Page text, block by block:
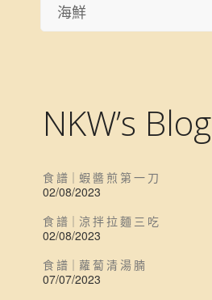
海鮮
NKW’s Blog
食 譜｜蝦 醬 煎 第 一 刀
02/08/2023
食 譜｜涼 拌 拉 麵 三 吃
02/08/2023
食 譜｜蘿 蔔 清 湯 腩
07/07/2023